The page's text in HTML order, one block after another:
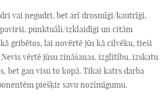
vai negudri, bet arī drosmīgi/kautrīgi,
punktuāli/izklaidīgi un citām
gribētos, lai novērtē jūs kā cilvēku, tieši
vērtē jūsu zināšanas, izglītību, izskatu
bet gan visu to kopā. Tikai katrs darba
piešķir savu nozīmīgumu.